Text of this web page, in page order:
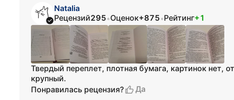
Natalia
Рецензий295•Оценок+875•Рейтинг+1
Твердый переплет, плотная бумага, картинок нет,
крупный.
Понравилась рецензия?
Да